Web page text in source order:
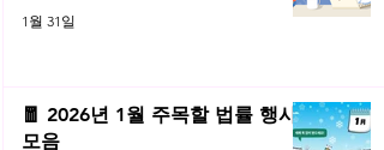
1월 31일
🧧 2026년 1월 주목할 법률 행사
모음